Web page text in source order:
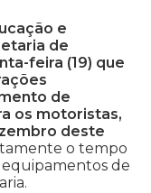
e
de
feira (19) que
de
os motoristas,
deste
o tempo
equipamentos de